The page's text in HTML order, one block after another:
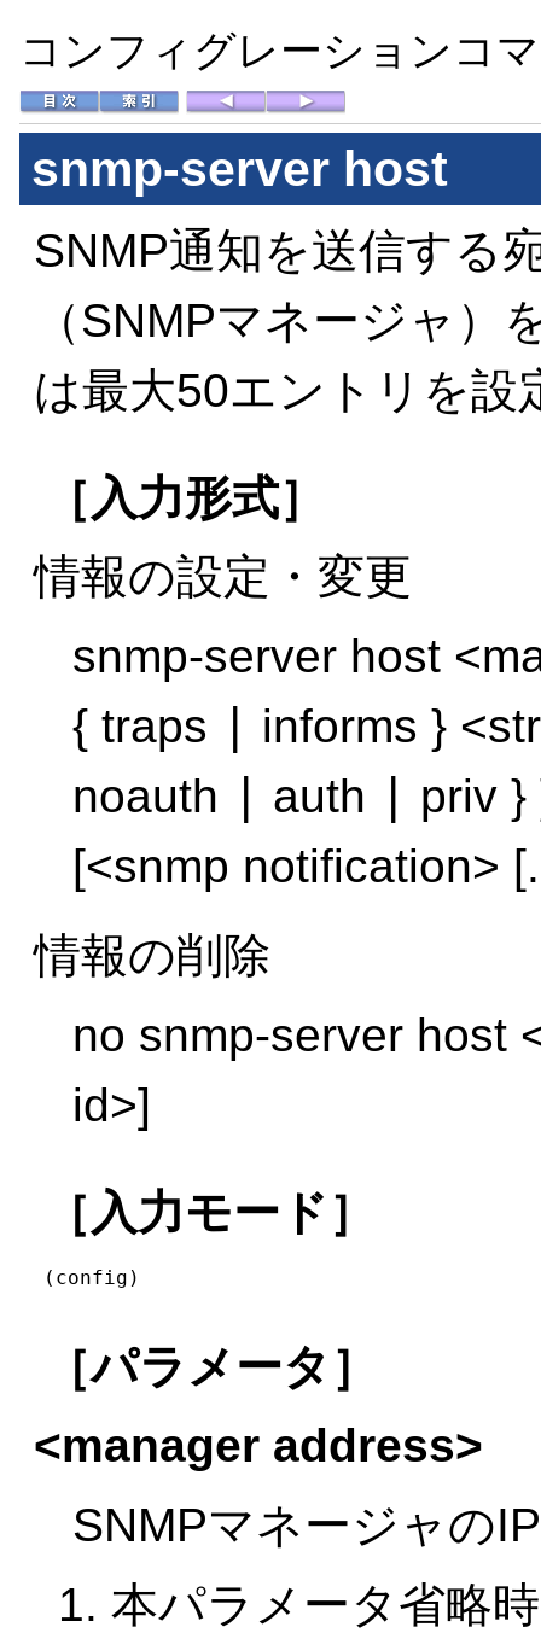
コンフィグレーションコ
snmp-server host
SNMP通知を送信する
（SNMPマネージャ
は最大50エントリを設
［入力形式］
情報の設定・変更
snmp-server host
{ traps
informs }
noauth
auth
priv }
[<snmp notification>
情報の削除
no snmp-server host
id>]
［入力モード］
(config)
［パラメータ］
<manager address>
SNMPマネージャの
本パラメータ省略